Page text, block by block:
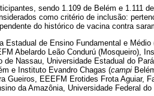
sendo 1.109 de Belém e 1.111
como critério de inclusão:
do histórico de vacina contra
de Ensino Fundamental e
Abelardo Leão Condurú (Mosqueiro),
de Nassau, Universidade Estadual do
e Instituto Evandro Chagas (campi
Gueiros, EEEFM Erotides Frota Aguiar,
da Amazônia, Universidade Federal do